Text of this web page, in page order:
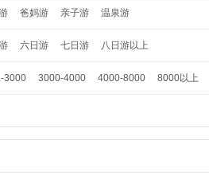
爸妈游 亲子游 温泉游
六日游 七日游 八日游以上
3000 3000-4000 4000-8000 8000以上